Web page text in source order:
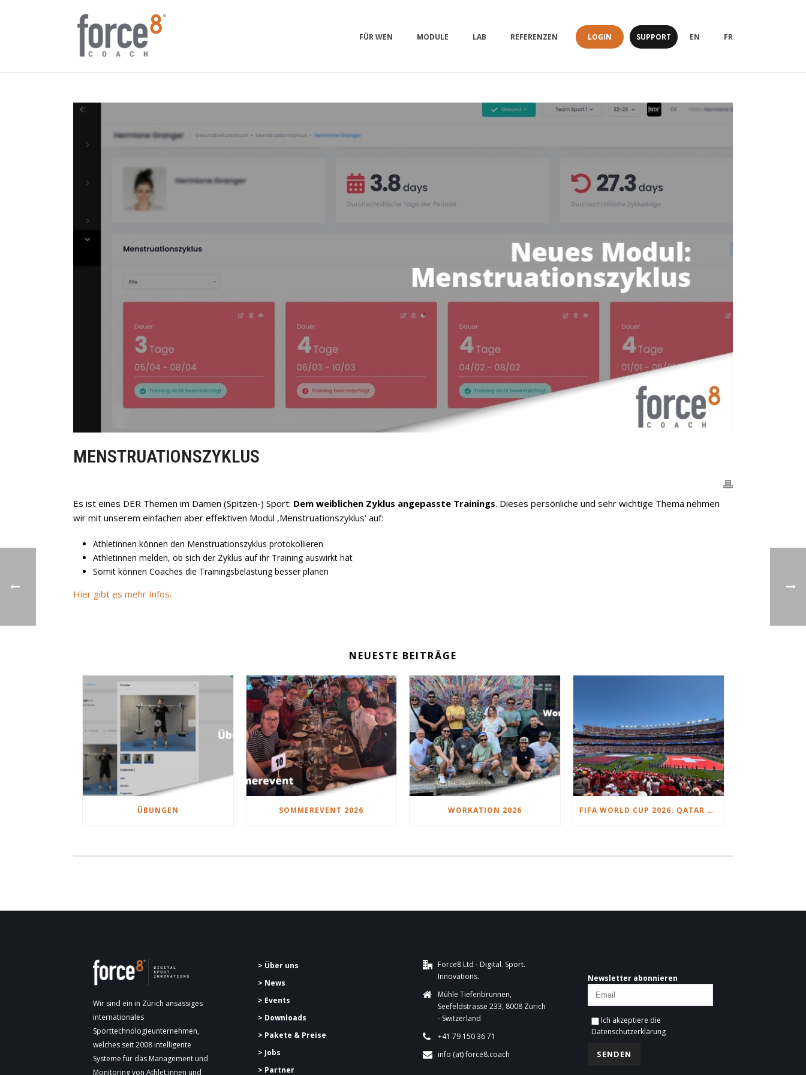
FÜR WEN MODULE LAB REFERENZEN LOGIN SUPPORT EN FR
MENSTRUATIONSZYKLUS
Es ist eines DER Themen im Damen (Spitzen-) Sport: Dem weiblichen Zyklus angepasste Trainings. Dieses persönliche und sehr wichtige Thema nehmen
wir mit unserem einfachen aber effektiven Modul ‚Menstruationszyklus‘ auf:
Athletinnen können den Menstruationszyklus protokollieren
Athletinnen melden, ob sich der Zyklus auf ihr Training auswirkt hat
Somit können Coaches die Trainingsbelastung besser planen
Hier gibt es mehr Infos.
NEUESTE BEITRÄGE
ÜBUNGEN SOMMEREVENT 2026 WORKATION 2026 FIFA WORLD CUP 2026: QATAR VS. SWITZERLAND
Wir sind ein in Zürich ansässiges
internationales
Sporttechnologieunternehmen,
welches seit 2008 intelligente
Systeme für das Management und
Monitoring von Athlet:innen und
> Über uns
> News
> Events
> Downloads
> Pakete & Preise
> Jobs
> Partner
Force8 Ltd - Digital. Sport.
Innovations.
Mühle Tiefenbrunnen,
Seefeldstrasse 233, 8008 Zurich
- Switzerland
+41 79 150 36 71
info (at) force8.coach
Newsletter abonnieren
Ich akzeptiere die
Datenschutzerklärung